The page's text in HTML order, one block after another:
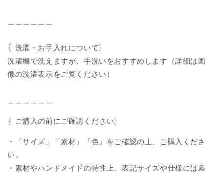
〖洗濯・お手入れについて〗
洗濯機で洗えますが、手洗いをおすすめします（詳細は画
像の洗濯表示をご覧ください）
〖ご購入の前にご確認ください〗
・「サイズ」「素材」「色」をご確認の上、ご購入くださ
い。
・素材やハンドメイドの特性上、表記サイズや仕様には差